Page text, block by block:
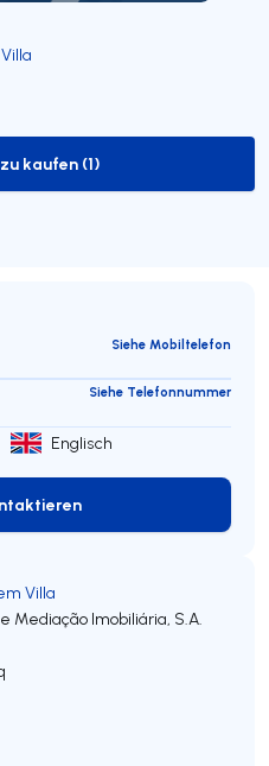
to-buy-listing
kaufen (1)
Siehe Mobiltelefon
Siehe Telefonnummer
Englisch
Agent kontaktieren
Villa
Mediação Imobiliária, S.A.